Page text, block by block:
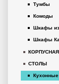
Тумбы
Комоды
Шкафы из
Шкафы
СТОЛЫ